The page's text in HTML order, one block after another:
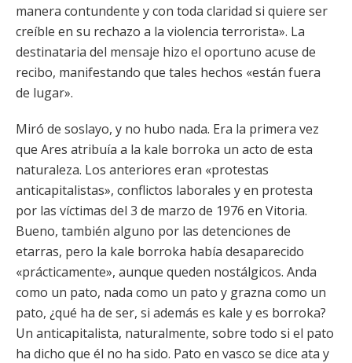
manera contundente y con toda claridad si quiere ser
creíble en su rechazo a la violencia terrorista». La
destinataria del mensaje hizo el oportuno acuse de
recibo, manifestando que tales hechos «están fuera
de lugar».
Miró de soslayo, y no hubo nada. Era la primera vez
que Ares atribuía a la kale borroka un acto de esta
naturaleza. Los anteriores eran «protestas
anticapitalistas», conflictos laborales y en protesta
por las víctimas del 3 de marzo de 1976 en Vitoria.
Bueno, también alguno por las detenciones de
etarras, pero la kale borroka había desaparecido
«prácticamente», aunque queden nostálgicos. Anda
como un pato, nada como un pato y grazna como un
pato, ¿qué ha de ser, si además es kale y es borroka?
Un anticapitalista, naturalmente, sobre todo si el pato
ha dicho que él no ha sido. Pato en vasco se dice ata y